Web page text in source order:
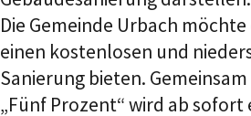
Die Gemeinde Urbach
einen kostenlosen und
Sanierung bieten.
„Fünf Prozent“ wird ab